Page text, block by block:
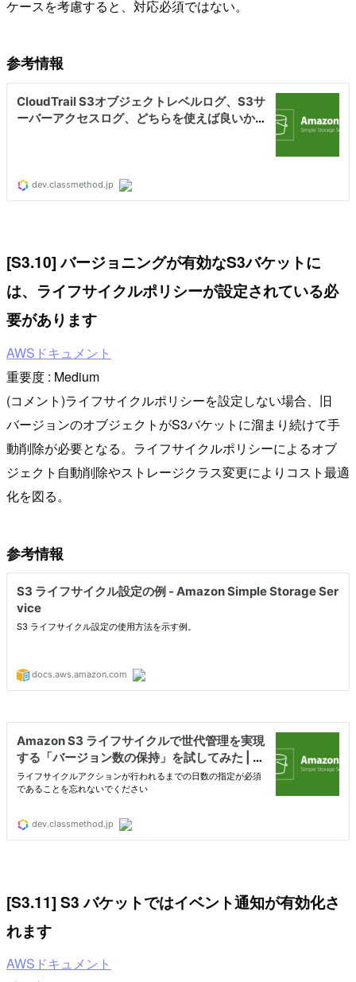
ケースを考慮すると、対応必須ではない。
参考情報
[S3.10] バージョニングが有効なS3バケットに
は、ライフサイクルポリシーが設定されている必
要があります
AWSドキュメント
重要度 : Medium
(コメント)ライフサイクルポリシーを設定しない場合、旧
バージョンのオブジェクトがS3バケットに溜まり続けて手
動削除が必要となる。ライフサイクルポリシーによるオブ
ジェクト自動削除やストレージクラス変更によりコスト最適
化を図る。
参考情報
[S3.11] S3 バケットではイベント通知が有効化さ
れます
AWSドキュメント